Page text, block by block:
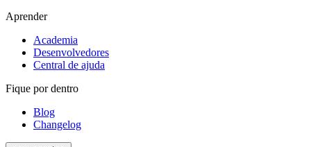
Aprender
Academia
Desenvolvedores
Central de ajuda
Fique por dentro
Blog
Changelog